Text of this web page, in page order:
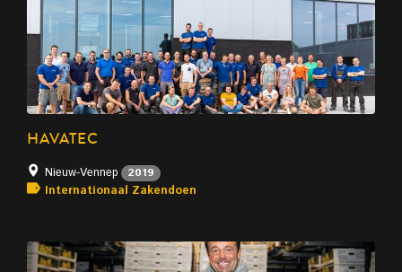
HAVATEC
Nieuw-Vennep 2019
Internationaal Zakendoen